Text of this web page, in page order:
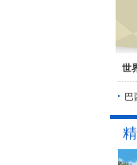
世
巴